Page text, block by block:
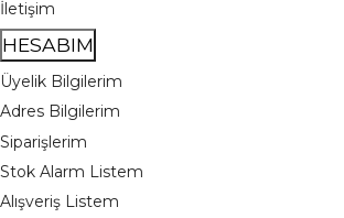
İletişim
HESABIM
Üyelik Bilgilerim
Adres Bilgilerim
Siparişlerim
Stok Alarm Listem
Alışveriş Listem